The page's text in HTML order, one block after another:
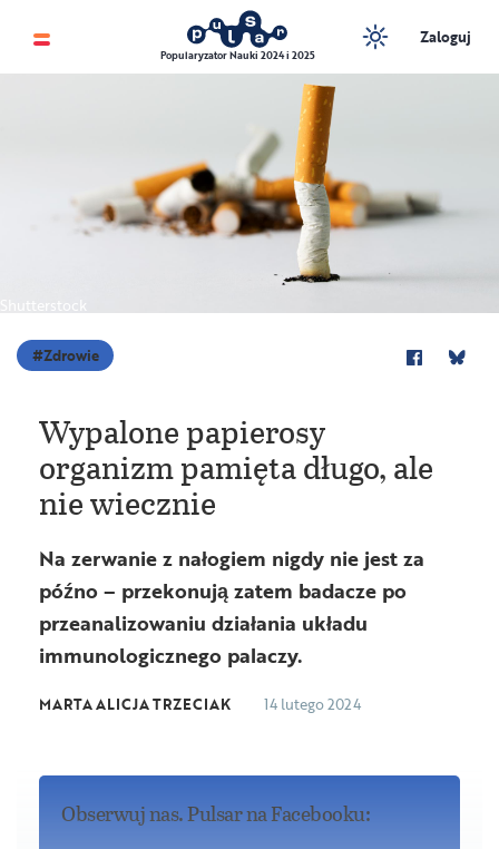
Popularyzator Nauki 2024 i 2025
Zaloguj
Shutterstock
Zdrowie
Wypalone papierosy
organizm pamięta długo, ale
nie wiecznie
Na zerwanie z nałogiem nigdy nie jest za
późno – przekonują zatem badacze po
przeanalizowaniu działania układu
immunologicznego palaczy.
MARTA ALICJA TRZECIAK 14 lutego 2024
Obserwuj nas. Pulsar na Facebooku: